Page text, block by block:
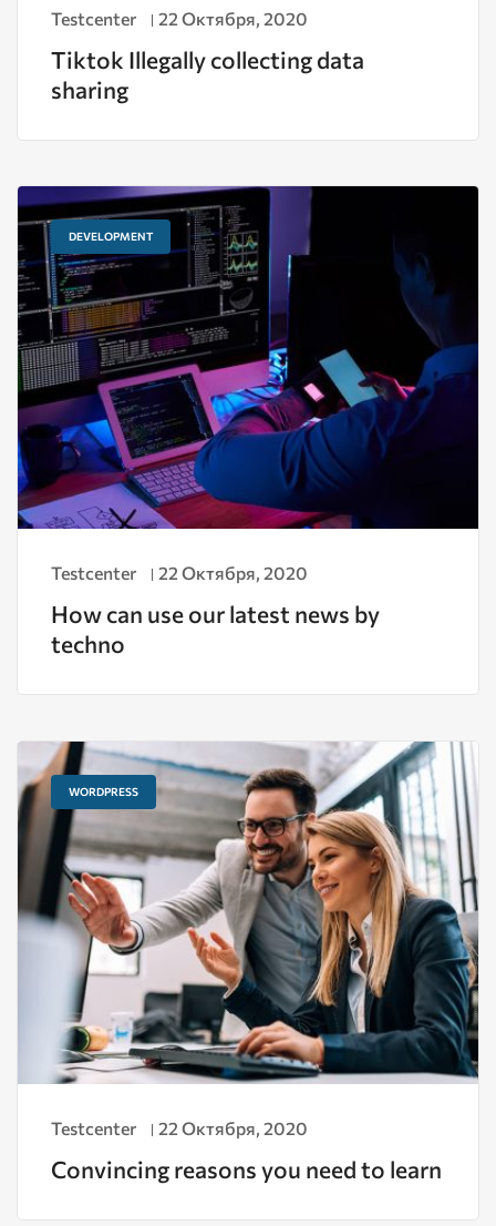
Testcenter 22 Октября, 2020
Tiktok Illegally collecting data
sharing
DEVELOPMENT
Testcenter 22 Октября, 2020
How can use our latest news by
techno
WORDPRESS
Testcenter 22 Октября, 2020
Convincing reasons you need to learn